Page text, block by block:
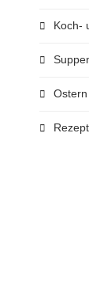
Koch-
Ostern